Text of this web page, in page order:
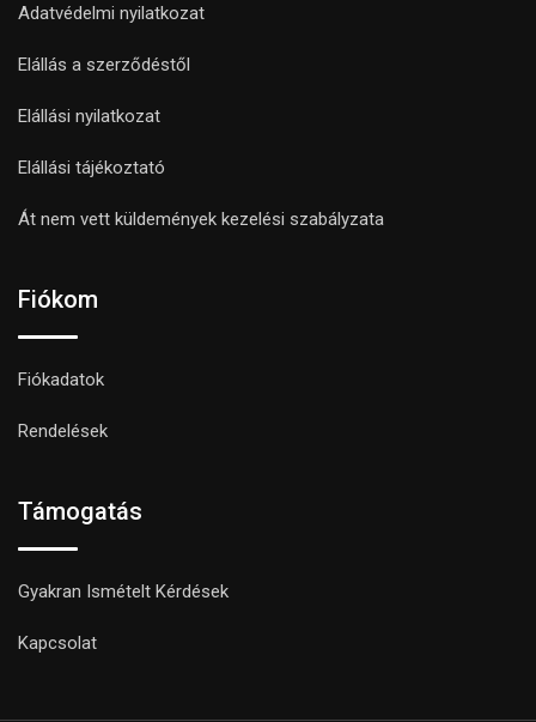
Adatvédelmi nyilatkozat
Elállás a szerződéstől
Elállási nyilatkozat
Elállási tájékoztató
Át nem vett küldemények kezelési szabályzata
Fiókom
Fiókadatok
Rendelések
Támogatás
Gyakran Ismételt Kérdések
Kapcsolat